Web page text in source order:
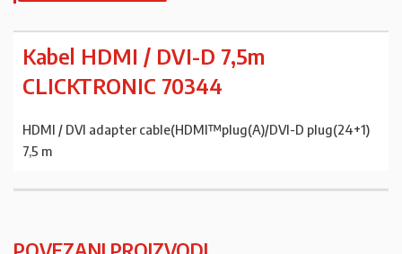
Kabel HDMI / DVI-D 7,5m
CLICKTRONIC 70344
HDMI / DVI adapter cable(HDMI™plug(A)/DVI-D plug(24+1)
7,5 m